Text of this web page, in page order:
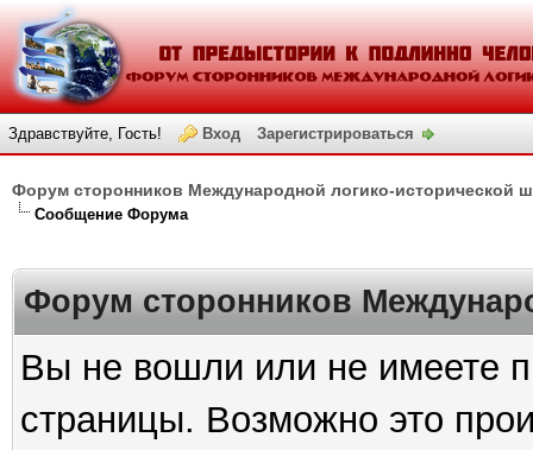
Здравствуйте, Гость! Вход Зарегистрироваться
Форум сторонников Международной логико-исторической
Сообщение Форума
Форум сторонников
Вы не вошли или не имеете
страницы. Возможно это